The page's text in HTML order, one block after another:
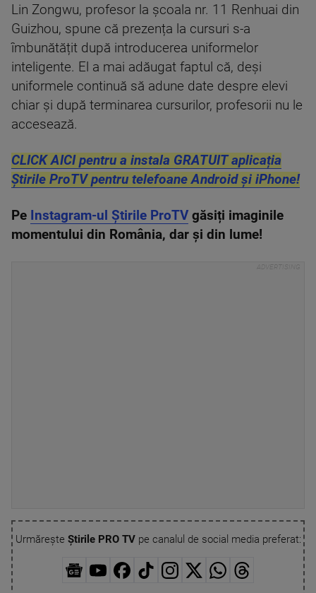
Lin Zongwu, profesor la școala nr. 11 Renhuai din
Guizhou, spune că prezența la cursuri s-a
îmbunătățit după introducerea uniformelor
inteligente. El a mai adăugat faptul că, deși
uniformele continuă să adune date despre elevi
chiar și după terminarea cursurilor, profesorii nu le
accesează.
CLICK AICI pentru a instala GRATUIT aplicația
Știrile ProTV pentru telefoane Android și iPhone!
Pe Instagram-ul Știrile ProTV găsiți imaginile
momentului din România, dar și din lume!
Urmărește Știrile PRO TVpe canalul de social media preferat: